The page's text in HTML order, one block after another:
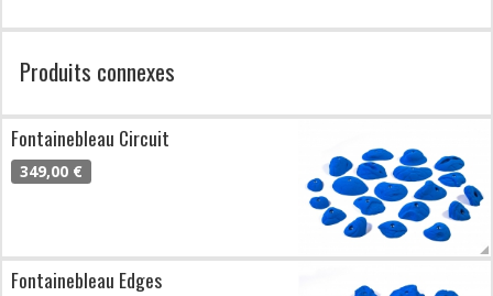
Produits connexes
Fontainebleau Circuit
349,00 €
Fontainebleau Edges